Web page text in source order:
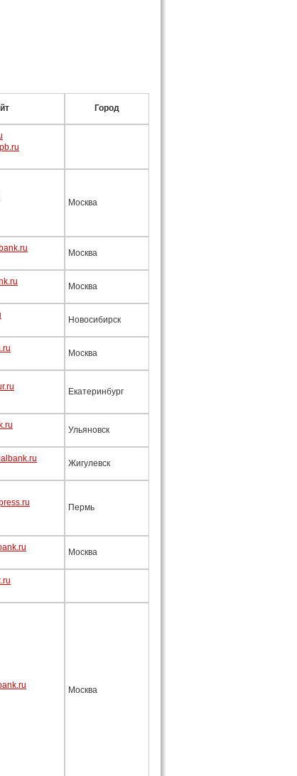
Город
Москва
Москва
Москва
Новосибирск
Москва
Екатеринбург
Ульяновск
Жигулевск
Пермь
Москва
Москва